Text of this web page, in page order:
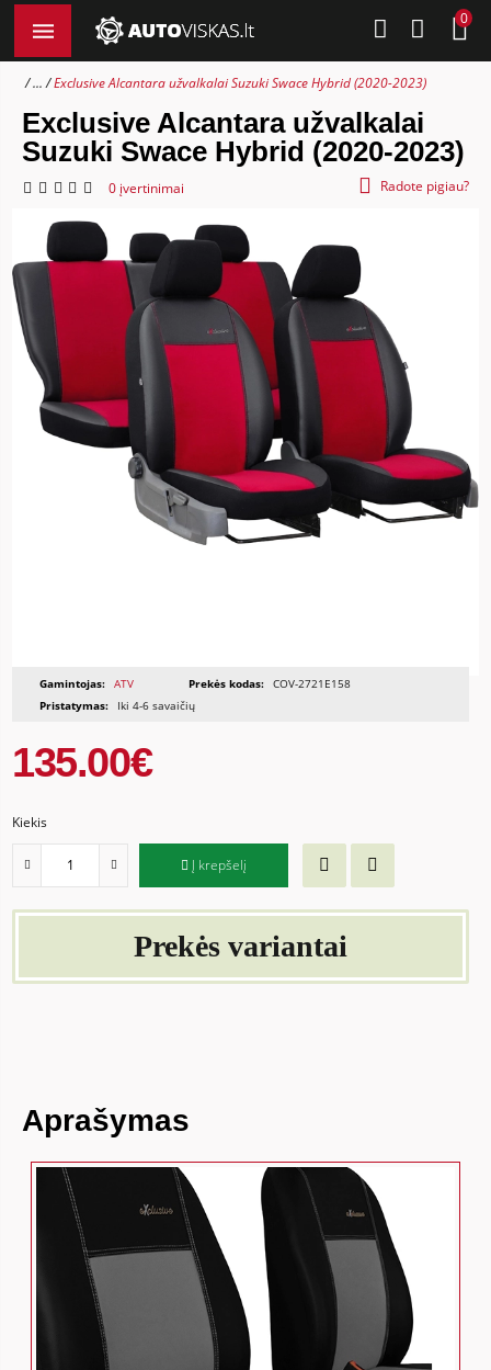
0
... Exclusive Alcantara užvalkalai Suzuki Swace Hybrid (2020-2023)
Exclusive Alcantara užvalkalai
Suzuki Swace Hybrid (2020-2023)
0 įvertinimai Radote pigiau?
Gamintojas: ATV Prekės kodas: COV-2721E158
Pristatymas:
Iki 4-6 savaičių
135.00€
Kiekis
Į krepšelį
Prekės variantai
Aprašymas